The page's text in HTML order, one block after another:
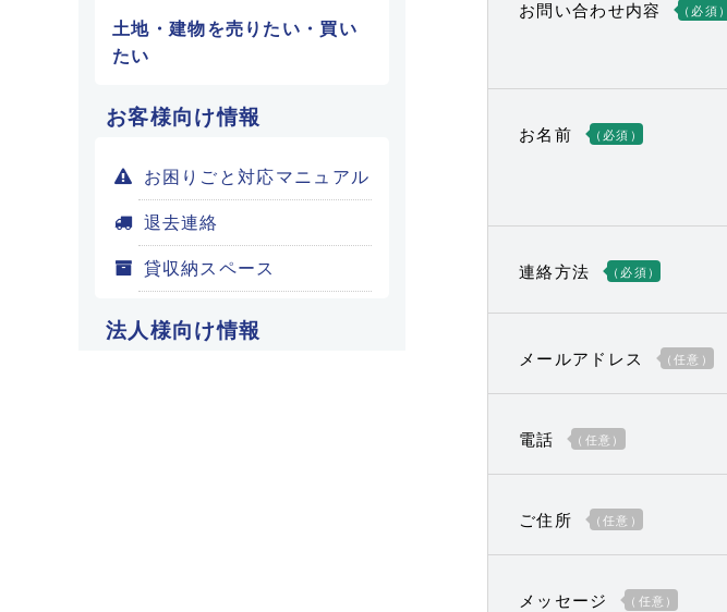
お問い合わせ内容 （必須）
お名前 （必須）
連絡方法 （必須）
メールアドレス （任意）
電話 （任意）
ご住所 （任意）
メッセージ （任意）
土地・建物を売りたい・買い
たい
お客様向け情報
お困りごと対応マニュアル
退去連絡
貸収納スペース
法人様向け情報